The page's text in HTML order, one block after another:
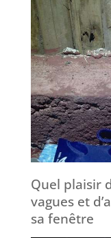
Quel plaisir
vagues et
sa fenêtre